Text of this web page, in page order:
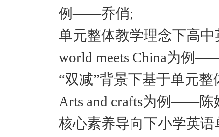
例——乔俏;
单元整体教学理念下高
world meets China为例
“双减”背景下基于单元
Arts and crafts为例——陈
核心素养导向下小学英